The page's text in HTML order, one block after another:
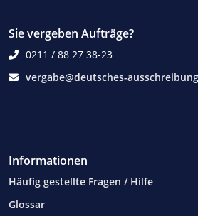
Sie vergeben Aufträge?
0211 / 88 27 38-23
vergabe@deutsches-
Informationen
Häufig gestellte Fragen / Hilfe
Glossar